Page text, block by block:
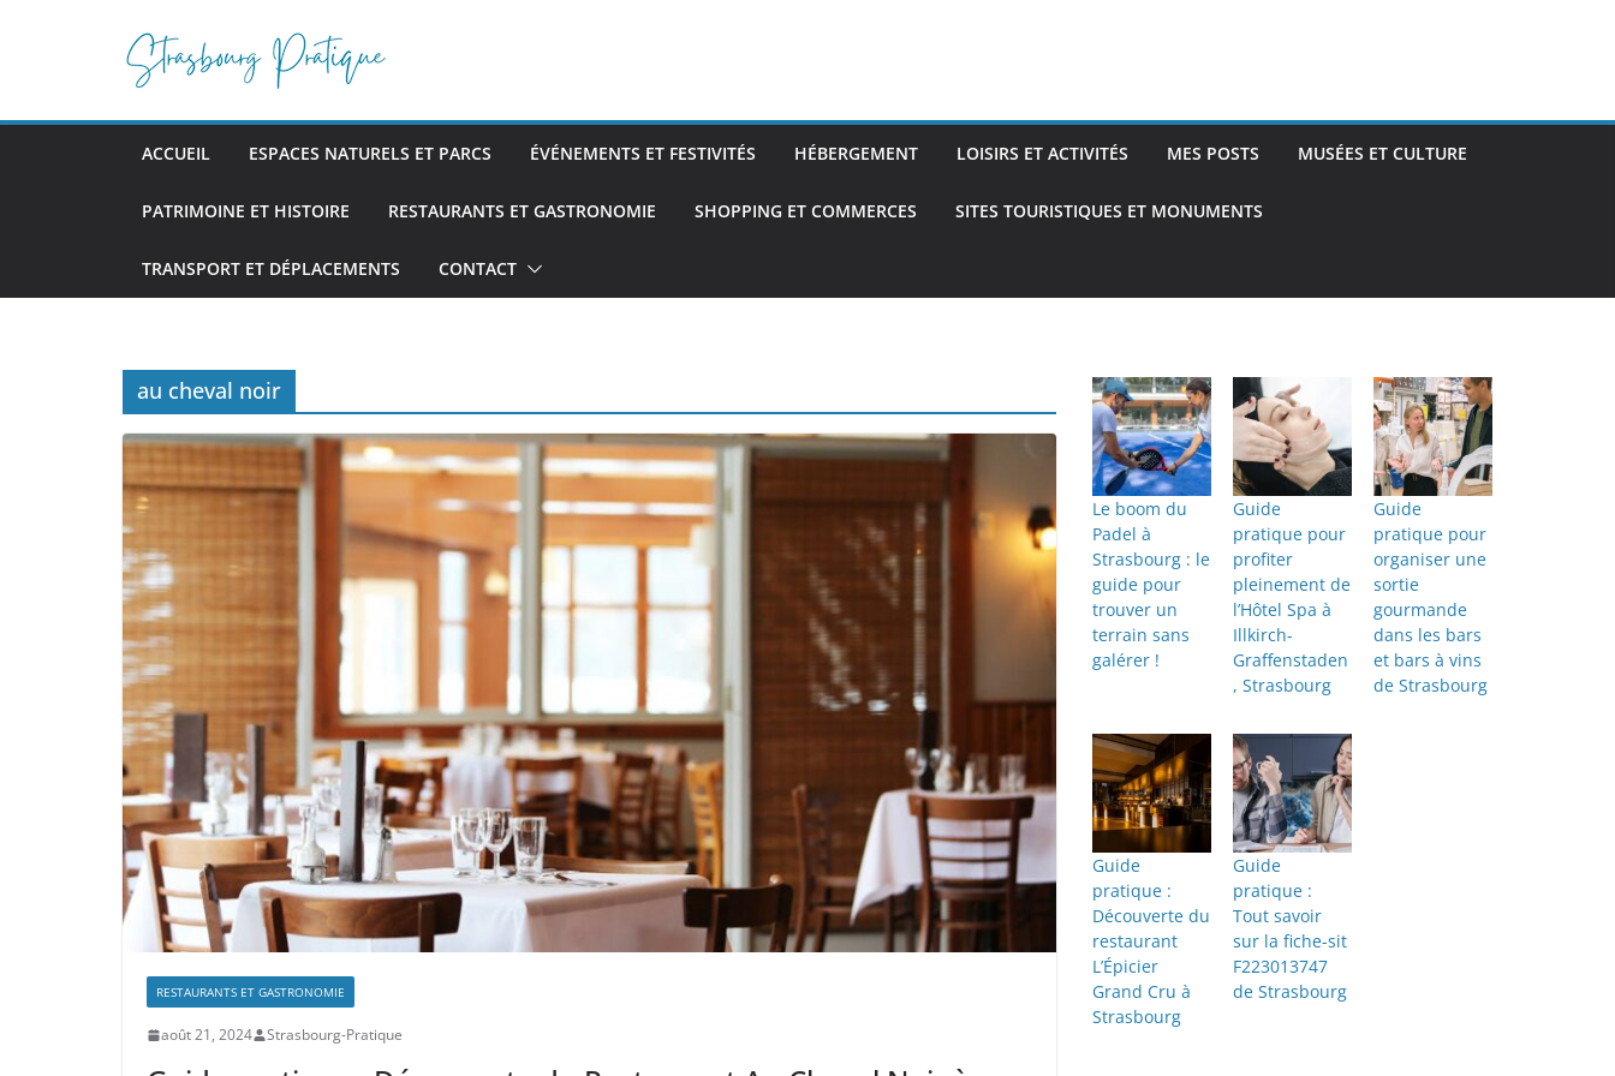
ACCUEIL ESPACES NATURELS ET PARCS ÉVÉNEMENTS ET FESTIVITÉS HÉBERGEMENT LOISIRS ET ACTIVITÉS MES POSTS MUSÉES ET CULTURE
PATRIMOINE ET HISTOIRE RESTAURANTS ET GASTRONOMIE SHOPPING ET COMMERCES SITES TOURISTIQUES ET MONUMENTS
TRANSPORT ET DÉPLACEMENTS CONTACT
au cheval noir
RESTAURANTS ET GASTRONOMIE
août 21, 2024 Strasbourg-Pratique
Le boom du
Padel à
Strasbourg : le
guide pour
trouver un
terrain sans
galérer !
Guide
pratique pour
profiter
pleinement de
l’Hôtel Spa à
Illkirch-
Graffenstaden
, Strasbourg
Guide
pratique pour
organiser une
sortie
gourmande
dans les bars
et bars à vins
de Strasbourg
Guide
pratique :
Découverte du
restaurant
L’Épicier
Grand Cru à
Strasbourg
Guide
pratique :
Tout savoir
sur la fiche-sit
F223013747
de Strasbourg